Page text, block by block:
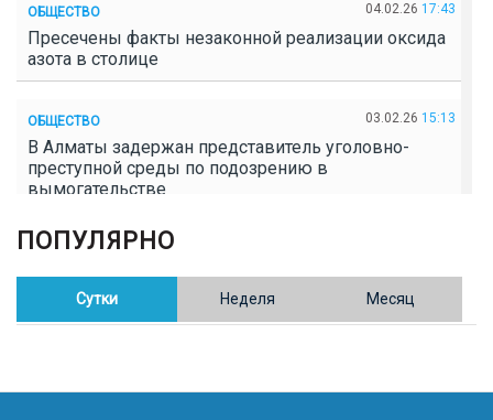
ОБЩЕСТВО 04.02.26 17:43
Пресечены факты незаконной реализации оксида
азота в столице
ОБЩЕСТВО 03.02.26 15:13
В Алматы задержан представитель уголовно-
преступной среды по подозрению в
вымогательстве
ОБЩЕСТВО
Полицейские пресекли незаконное выращивание
конопли в Таразе
Казахстан возглавил Договор о зоне, свободной от
ПОПУЛЯРНО
Сутки Неделя Месяц